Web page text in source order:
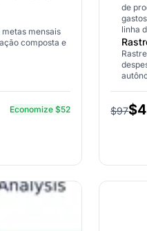
mensais
composta e
Economize $52
de
linha
$97